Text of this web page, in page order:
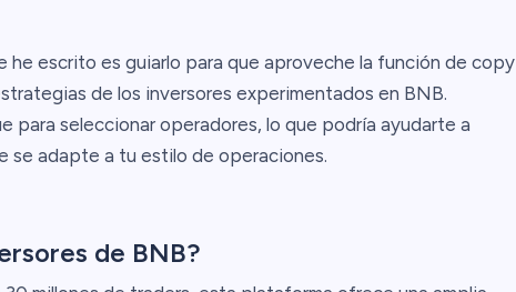
he escrito es guiarlo para que aproveche la función de copy
de los inversores experimentados en BNB.
para seleccionar operadores, lo que podría ayudarte a
se adapte a tu estilo de operaciones.
de BNB?